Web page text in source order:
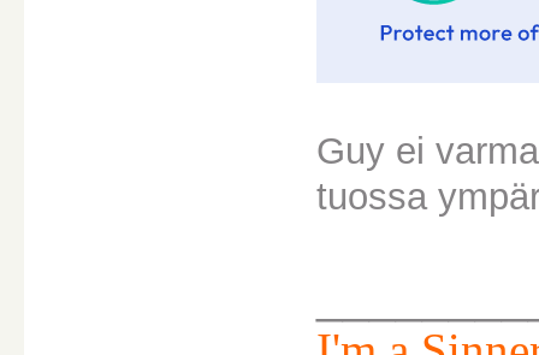
Guy ei
tuossa